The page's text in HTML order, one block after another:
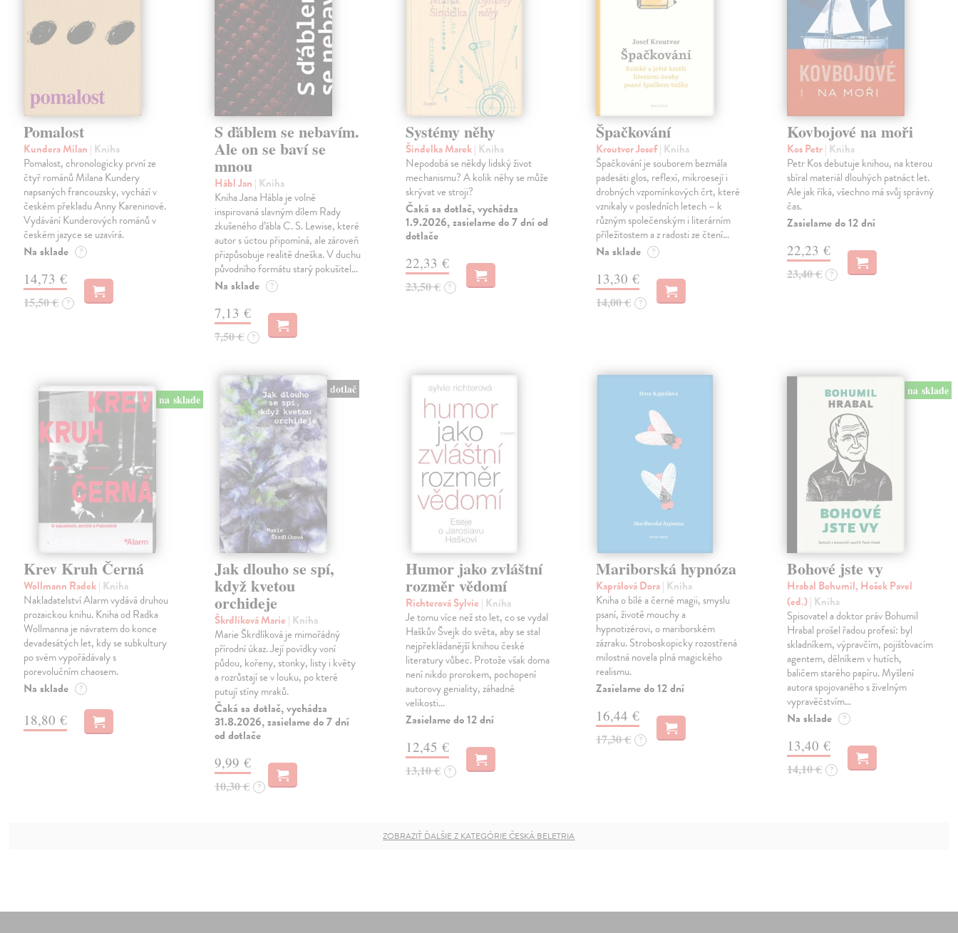
Pomalost
Kundera Milan | Kniha
Pomalost, chronologicky první ze
čtyř románů Milana Kundery
napsaných francouzsky, vychází v
českém překladu Anny Kareninové.
Vydávání Kunderových románů v
českém jazyce se uzavírá.
Na sklade ?
14,73 €
15,50 € ?
S ďáblem se nebavím.
Ale on se baví se
mnou
Hábl Jan | Kniha
Kniha Jana Hábla je volně
inspirovaná slavným dílem Rady
zkušeného ďábla C. S. Lewise, které
autor s úctou připomíná, ale zároveň
přizpůsobuje realitě dneška. V duchu
původního formátu starý pokušitel…
Na sklade ?
7,13 €
7,50 € ?
Systémy něhy
Šindelka Marek| Kniha
Nepodobá se někdy lidský život
mechanismu? A kolik něhy se může
skrývat ve stroji?
Čaká sa dotlač, vychádza
1.9.2026, zasielame do 7 dní od
dotlače
22,33 €
23,50 € ?
Špačkování
Kroutvor Josef| Kniha
Špačkování je souborem bezmála
padesáti glos, reflexí, mikroesejí i
drobných vzpomínkových črt, které
vznikaly v posledních letech – k
různým společenským i literárním
příležitostem a z radosti ze čtení…
Na sklade ?
13,30 €
14,00 € ?
Kovbojové na moři
Kos Petr| Kniha
Petr Kos debutuje knihou, na kterou
sbíral materiál dlouhých patnáct let.
Ale jak říká, všechno má svůj správný
čas.
Zasielame do 12 dní
22,23 €
23,40 € ?
na sklade
Krev Kruh Černá
Wollmann Radek| Kniha
Nakladatelství Alarm vydává druhou
prozaickou knihu. Kniha od Radka
Wollmanna je návratem do konce
devadesátých let, kdy se subkultury
po svém vypořádávaly s
porevolučním chaosem.
Na sklade ?
18,80 €
dotlač
Jak dlouho se spí,
když kvetou
orchideje
Škrdlíková Marie | Kniha
Marie Škrdlíková je mimořádný
přírodní úkaz. Její povídky voní
půdou, kořeny, stonky, listy i květy
a rozrůstají se v louku, po které
putují stíny mraků.
Čaká sa dotlač, vychádza
31.8.2026, zasielame do 7 dní
od dotlače
9,99 €
10,30 € ?
Humor jako zvláštní
rozměr vědomí
Richterová Sylvie | Kniha
Je tomu více než sto let, co se vydal
Haškův Švejk do světa, aby se stal
nejpřekládanější knihou české
literatury vůbec. Protože však doma
není nikdo prorokem, pochopení
autorovy geniality, záhadné
velikosti…
Zasielame do 12 dní
12,45 €
13,10 € ?
Mariborská hypnóza
Kaprálová Dora| Kniha
Kniha o bílé a černé magii, smyslu
psaní, životě mouchy a
hypnotizérovi, o mariborském
zázraku. Stroboskopicky rozostřená
milostná novela plná magického
realismu.
Zasielame do 12 dní
16,44 €
17,30 € ?
na sklade
Bohové jste vy
Hrabal Bohumil, Hošek Pavel
(ed.)| Kniha
Spisovatel a doktor práv Bohumil
Hrabal prošel řadou profesí: byl
skladníkem, výpravčím, pojišťovacím
agentem, dělníkem v hutích,
baličem starého papíru. Myšlení
autora spojovaného s živelným
vypravěčstvím…
Na sklade ?
13,40 €
14,10 € ?
ZOBRAZIŤ ĎALŠIE Z KATEGÓRIE ČESKÁ BELETRIA